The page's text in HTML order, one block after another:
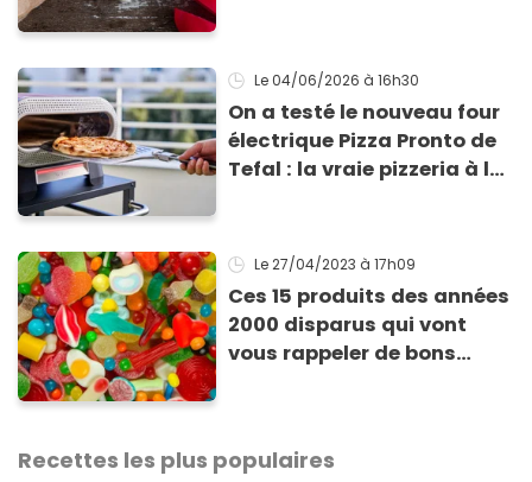
Le 04/06/2026 à 16h30
On a testé le nouveau four
électrique Pizza Pronto de
Tefal : la vraie pizzeria à la
Le 27/04/2023 à 17h09
Ces 15 produits des années
2000 disparus qui vont
vous rappeler de bons
Recettes les plus populaires